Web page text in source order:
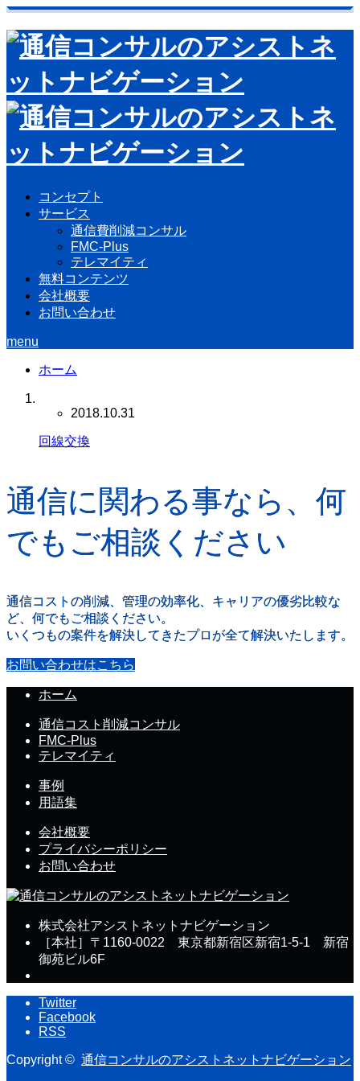
コンセプト
サービス
通信費削減コンサル
FMC-Plus
テレマイティ
無料コンテンツ
会社概要
お問い合わせ
menu
ホーム
2018.10.31
回線交換
通信に関わる事なら、何
でもご相談ください
通信コストの削減、管理の効率化、キャリアの優劣比較な
ど、何でもご相談ください。
いくつもの案件を解決してきたプロが全て解決いたします。
お問い合わせはこちら
ホーム
通信コスト削減コンサル
FMC-Plus
テレマイティ
事例
用語集
会社概要
プライバシーポリシー
お問い合わせ
株式会社アシストネットナビゲーション
［本社］〒1160-0022 東京都新宿区新宿1-5-1 新宿
御苑ビル6F
Twitter
Facebook
RSS
Copyright © 通信コンサルのアシストネットナビゲーション